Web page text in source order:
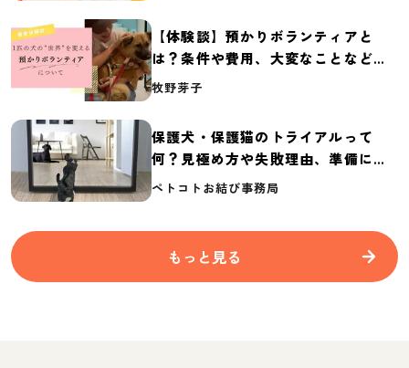
【体験談】預かりボランティアと
は？条件や費用、大変なことなど紹
介
牧野芽子
保護犬・保護猫のトライアルって
何？見極め方や失敗理由、準備に必
要なものを紹介
ペトコトお結び事務局
もっと見る